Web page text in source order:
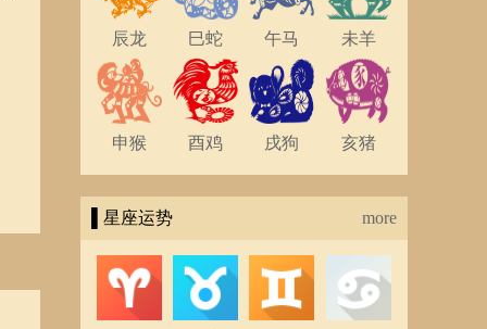
辰龙 巳蛇 午马 未羊
申猴 酉鸡 戌狗 亥猪
▌星座运势 more